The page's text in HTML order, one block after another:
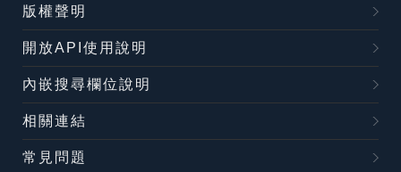
版權聲明
開放API使用說明
內嵌搜尋欄位說明
相關連結
常見問題